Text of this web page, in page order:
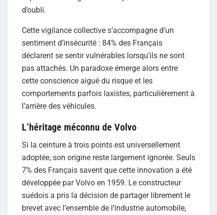
d’oubli.
Cette vigilance collective s’accompagne d’un
sentiment d’insécurité : 84% des Français
déclarent se sentir vulnérables lorsqu’ils ne sont
pas attachés. Un paradoxe émerge alors entre
cette conscience aiguë du risque et les
comportements parfois laxistes, particulièrement à
l’arrière des véhicules.
L’héritage méconnu de Volvo
Si la ceinture à trois points est universellement
adoptée, son origine reste largement ignorée. Seuls
7% des Français savent que cette innovation a été
développée par Volvo en 1959. Le constructeur
suédois a pris la décision de partager librement le
brevet avec l’ensemble de l’industrie automobile,